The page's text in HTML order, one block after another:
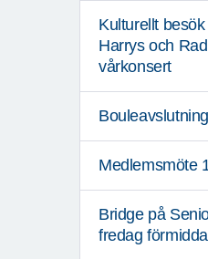
Kulturellt
Harrys och
vårkonsert
Bouleavslutning
Medlemsmöte
Bridge på
fredag